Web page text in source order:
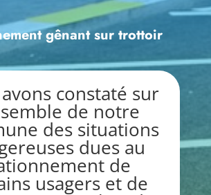
gênant sur trottoir
constaté sur
de notre
des situations
dues au
de
usagers et de